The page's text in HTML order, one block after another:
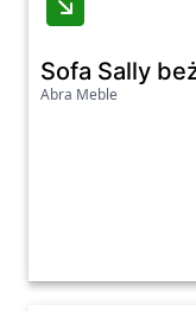
Sofa Sally
Abra Meble